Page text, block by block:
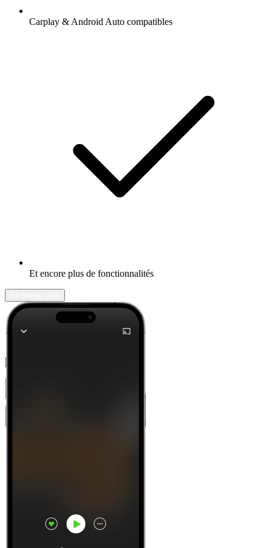
Carplay & Android Auto compatibles
Et encore plus de fonctionnalités